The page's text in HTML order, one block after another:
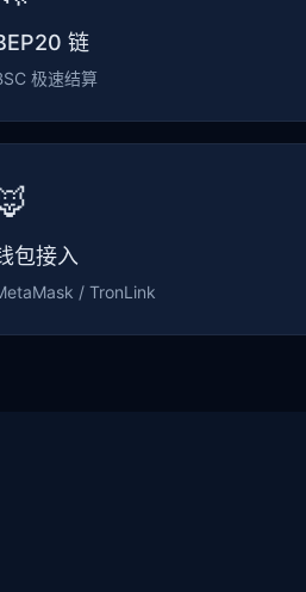
链
极速结算
包接入
/ TronLink